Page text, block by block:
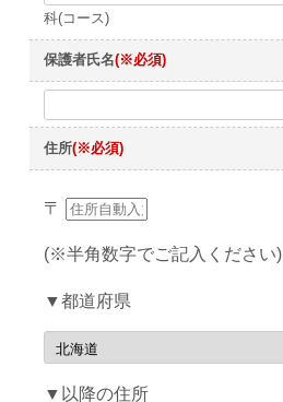
科(コース)
保護者氏名(※必須)
住所(※必須)
〒
(※半角数字でご記入ください)
▼都道府県
▼以降の住所